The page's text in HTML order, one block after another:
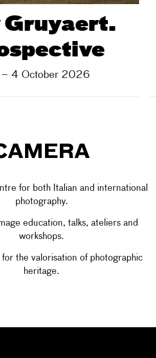
Jeker.
Typo
| 18 June – 4 October 2026
for both Italian and international
photography.
education, talks, ateliers and
workshops.
the valorisation of photographic
heritage.